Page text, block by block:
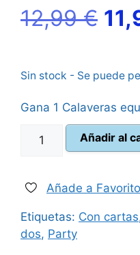
12,99€ El
Sin stock - Se puede
Gana 1 Calaveras
Snack
Añadir al
Añade a
Etiquetas: Con cartas
dos, Party